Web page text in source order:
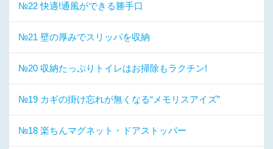
№22 快適!通風ができる勝手口
№21 壁の厚みでスリッパを収納
№20 収納たっぷりトイレはお掃除もラクチン!
№19 カギの掛け忘れが無くなる“メモリスアイズ”
№18 楽ちんマグネット・ドアストッパー